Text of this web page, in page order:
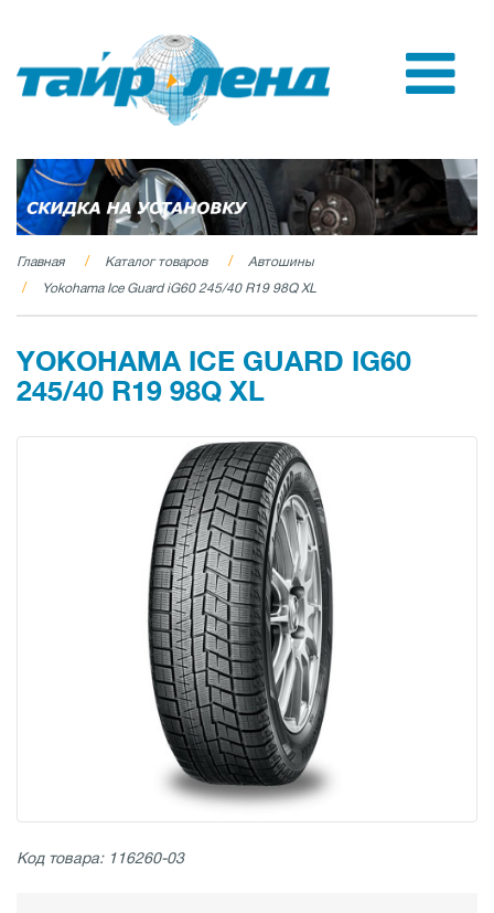
Главная Каталог товаров
Автошины
Yokohama Ice Guard iG60 245/40 R19 98Q XL
YOKOHAMA ICE GUARD IG60
245/40 R19 98Q XL
Код товара: 116260-03